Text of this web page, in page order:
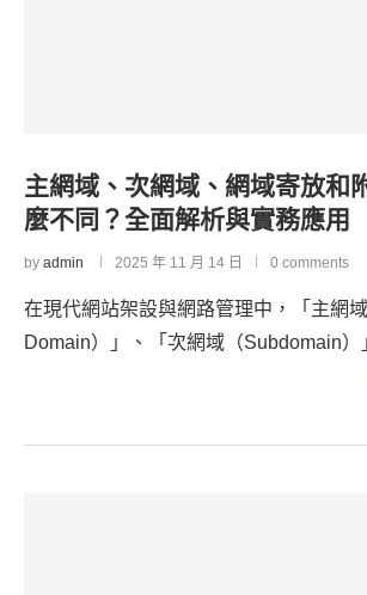
主網域、次網域、網域寄放和
麼不同？全面解析與實務應用
by admin 2025 年 11 月 14 日 0 comments
在現代網站架設與網路管理中，「主網
Domain）」、「次網域（Subdomain）